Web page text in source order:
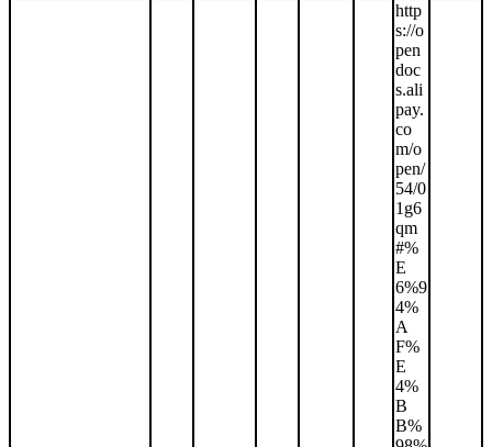
http
s://o
pen
doc
s.ali
pay.
co
m/o
pen/
54/0
1g6
qm
#%
E
6%9
4%
A
F%
E
4%
B
B%